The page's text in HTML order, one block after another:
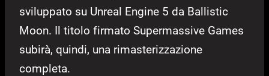
sviluppato su Unreal Engine 5 da Ballistic
Moon. Il titolo firmato Supermassive Games
subirà, quindi, una rimasterizzazione
completa.